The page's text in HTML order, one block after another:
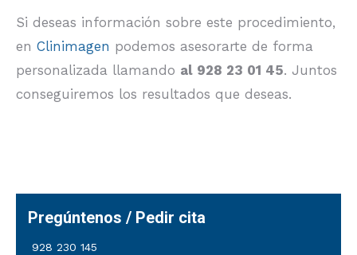
Si deseas información sobre este procedimiento,
en Clinimagen podemos asesorarte de forma
personalizada llamando al 928 23 01 45. Juntos
conseguiremos los resultados que deseas.
Pregúntenos / Pedir cita
928 230 145